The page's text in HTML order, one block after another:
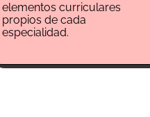
elementos curriculares
propios de cada
especialidad.